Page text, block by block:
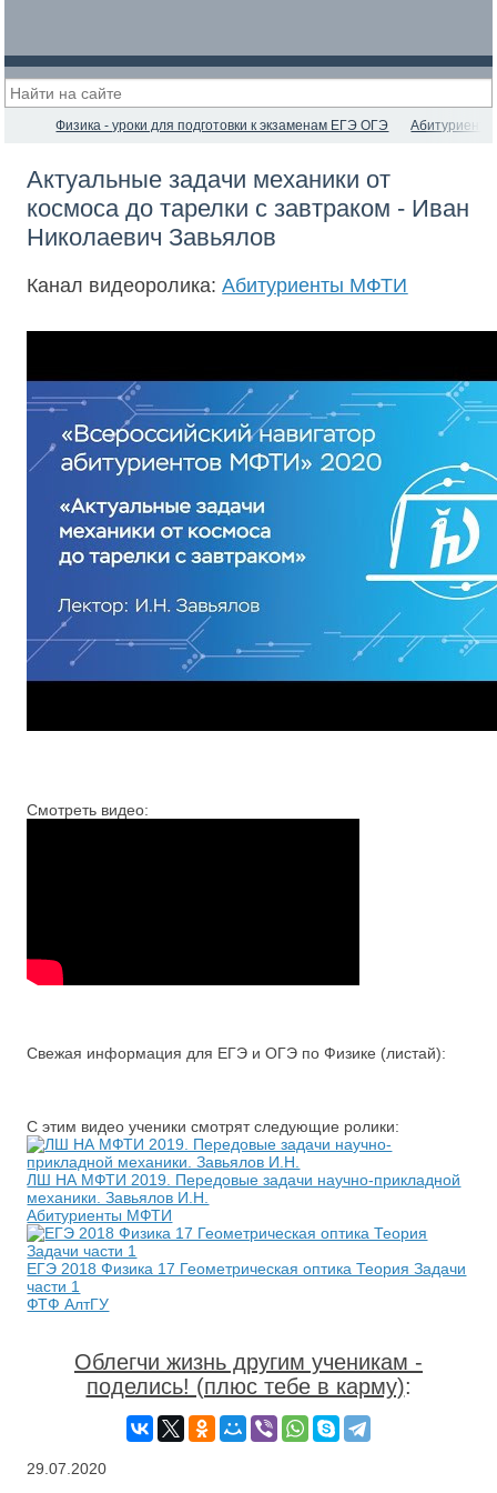
Физика - уроки для подготовки к экзаменам ЕГЭ ОГЭ
Актуальные задачи механики от
космоса до тарелки с завтраком - Иван
Николаевич Завьялов
Канал видеоролика:Абитуриенты МФТИ
Смотреть видео:
Свежая информация для ЕГЭ и ОГЭ по Физике (листай):
С этим видео ученики смотрят следующие ролики:
ЛШ НА МФТИ 2019. Передовые задачи научно-прикладной
механики. Завьялов И.Н.
Абитуриенты МФТИ
ЕГЭ 2018 Физика 17 Геометрическая оптика Теория Задачи
части 1
ФТФ АлтГУ
Облегчи жизнь другим ученикам -
поделись! (плюс тебе в карму):
29.07.2020